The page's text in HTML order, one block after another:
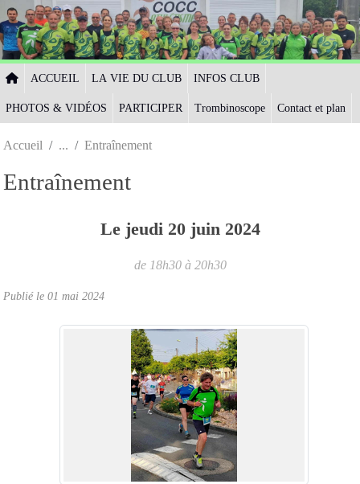
ACCUEIL LA VIE DU CLUB INFOS CLUB
PHOTOS & VIDÉOS PARTICIPER Trombinoscope Contact et plan
Accueil Entraînement
Entraînement
Le jeudi 20 juin 2024
de 18h30 à 20h30
Publié le 01 mai 2024
Panneau de gestion des cookies